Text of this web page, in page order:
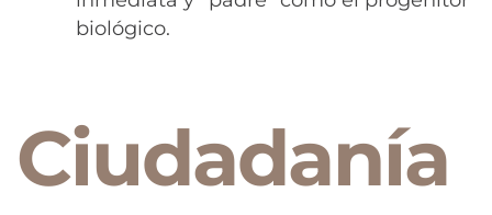
biológico.
Ciudadanía